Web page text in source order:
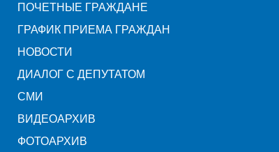
ПОЧЕТНЫЕ ГРАЖДАНЕ
ГРАФИК ПРИЕМА ГРАЖДАН
НОВОСТИ
ДИАЛОГ С ДЕПУТАТОМ
СМИ
ВИДЕОАРХИВ
ФОТОАРХИВ